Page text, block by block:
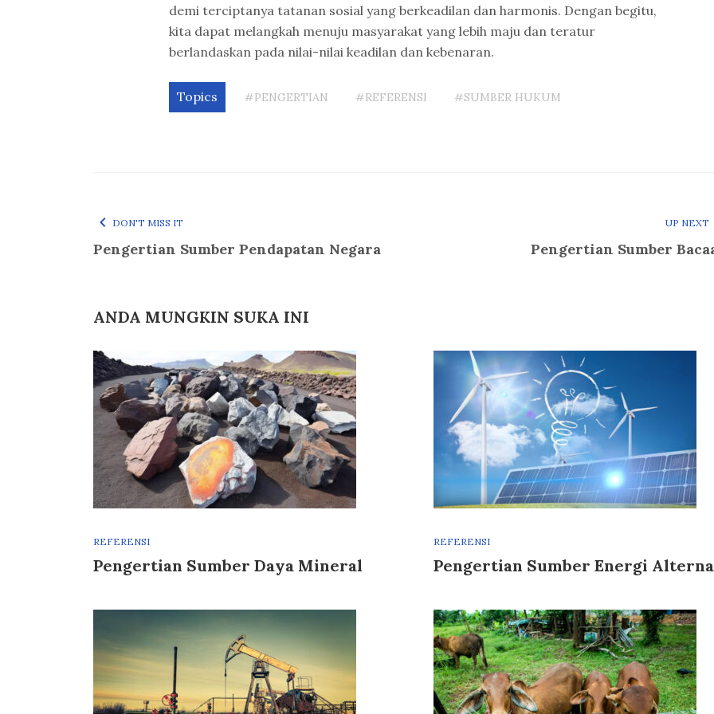
demi terciptanya tatanan sosial yang berkeadilan dan harmonis. Dengan begitu,
kita dapat melangkah menuju masyarakat yang lebih maju dan teratur
berlandaskan pada nilai-nilai keadilan dan kebenaran.
Topics #PENGERTIAN #REFERENSI #SUMBER HUKUM
DON'T MISS IT
Pengertian Sumber Pendapatan Negara
UP NEXT
Pengertian Sumber
ANDA MUNGKIN SUKA INI
REFERENSI
Pengertian Sumber Daya Mineral
REFERENSI
Pengertian Sumber Energi